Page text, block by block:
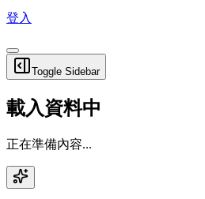
登入
Toggle Sidebar
載入資料中
正在準備內容...